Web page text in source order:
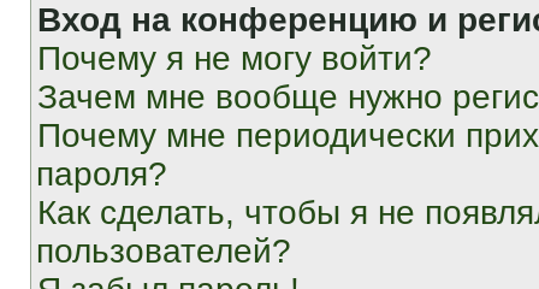
Вход на конференцию и
Почему я не могу войти?
Зачем мне вообще нужно
Почему мне периодически
пароля?
Как сделать, чтобы я не
пользователей?